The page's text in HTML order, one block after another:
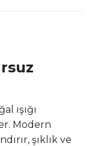
ışığı
Modern
şıklık ve